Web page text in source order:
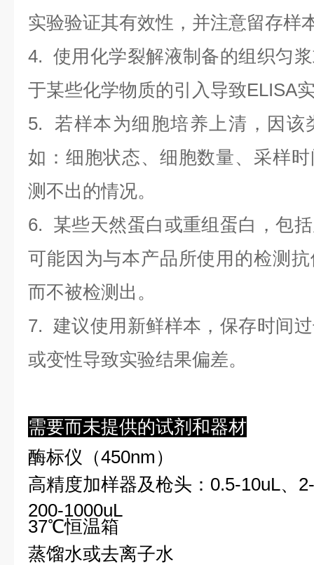
实验验证其有效性，并注意留存样
4. 使用化学裂解液制备的组织匀
于某些化学物质的引入导致ELISA
5. 若样本为细胞培养上清，因该
如：细胞状态、细胞数量、采样
测不出的情况。
6. 某些天然蛋白或重组蛋白，包
可能因为与本产品所使用的检测
而不被检测出。
7. 建议使用新鲜样本，保存时间
或变性导致实验结果偏差。
需要而未提供的试剂和器材
酶标仪（450nm）
高精度加样器及枪头：0.5-10uL、
200-1000uL
37℃恒温箱
蒸馏水或去离子水